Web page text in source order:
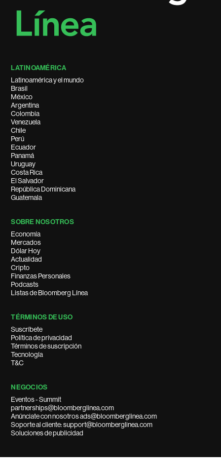
LATINOAMÉRICA
Latinoamérica y el mundo
Brasil
México
Argentina
Colombia
Venezuela
Chile
Perú
Ecuador
Panamá
Uruguay
Costa Rica
El Salvador
República Dominicana
Guatemala
SOBRE NOSOTROS
Economía
Mercados
Dólar Hoy
Actualidad
Cripto
Finanzas Personales
Podcasts
Listas de Bloomberg Línea
TÉRMINOS DE USO
Suscríbete
Política de privacidad
Términos de suscripción
Tecnología
T&C
NEGOCIOS
Eventos - Summit
partnerships@bloomberglinea.com
Anúnciate con nosotros ads@bloomberglinea.com
Soporte al cliente: support@bloomberglinea.com
Soluciones de publicidad